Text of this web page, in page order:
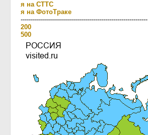
я на СТТС
я на ФотоТраке
---------------------------------------------------------------
200
500